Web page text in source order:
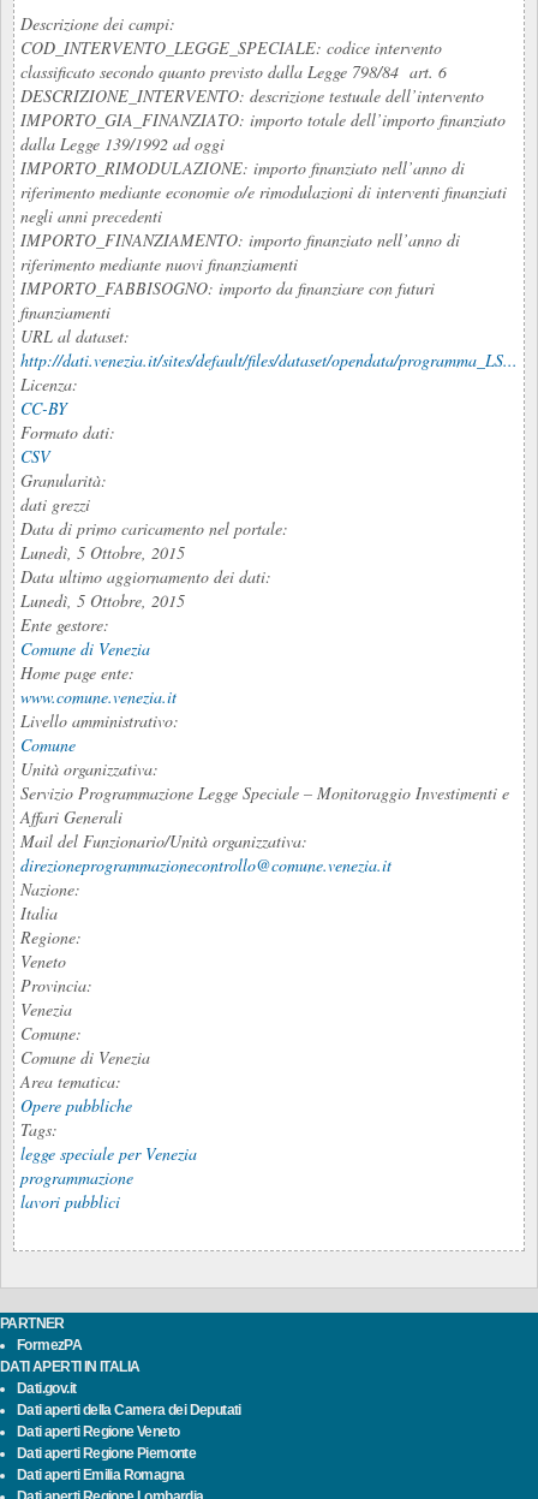
Descrizione dei campi:
COD_INTERVENTO_LEGGE_SPECIALE: codice intervento
classificato secondo quanto previsto dalla Legge 798/84 art. 6
DESCRIZIONE_INTERVENTO: descrizione testuale dell’intervento
IMPORTO_GIA_FINANZIATO: importo totale dell’importo finanziato
dalla Legge 139/1992 ad oggi
IMPORTO_RIMODULAZIONE: importo finanziato nell’anno di
riferimento mediante economie o/e rimodulazioni di interventi finanziati
negli anni precedenti
IMPORTO_FINANZIAMENTO: importo finanziato nell’anno di
riferimento mediante nuovi finanziamenti
IMPORTO_FABBISOGNO: importo da finanziare con futuri
finanziamenti
URL al dataset:
http://dati.venezia.it/sites/default/files/dataset/opendata/programma_LS...
Licenza:
CC-BY
Formato dati:
CSV
Granularità:
dati grezzi
Data di primo caricamento nel portale:
Lunedì, 5 Ottobre, 2015
Data ultimo aggiornamento dei dati:
Lunedì, 5 Ottobre, 2015
Ente gestore:
Comune di Venezia
Home page ente:
www.comune.venezia.it
Livello amministrativo:
Comune
Unità organizzativa:
Servizio Programmazione Legge Speciale – Monitoraggio Investimenti e
Affari Generali
Mail del Funzionario/Unità organizzativa:
direzioneprogrammazionecontrollo@comune.venezia.it
Nazione:
Italia
Regione:
Veneto
Provincia:
Venezia
Comune:
Comune di Venezia
Area tematica:
Opere pubbliche
Tags:
legge speciale per Venezia
programmazione
lavori pubblici
PARTNER
FormezPA
DATI APERTI IN ITALIA
Dati.gov.it
Dati aperti della Camera dei Deputati
Dati aperti Regione Veneto
Dati aperti Regione Piemonte
Dati aperti Emilia Romagna